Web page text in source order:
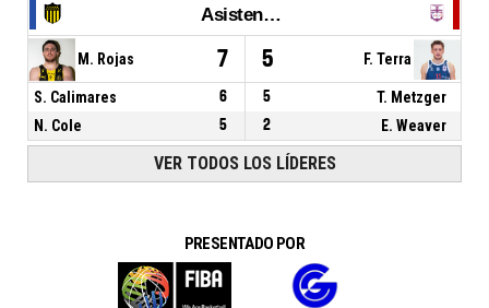
Asistencias
M. Rojas 7 5 F. Terra
S. Calimares 6 5
T. Metzger
N. Cole
5 2 E. Weaver
VER TODOS LOS LÍDERES
PRESENTADO POR